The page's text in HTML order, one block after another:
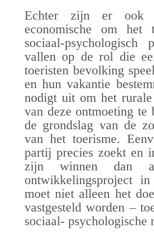
Echter zijn er ook
economische om het
sociaal-
vallen op de rol die
toeristen bevolking
en hun vakantie
nodigt uit om het rurale
van deze ontmoeting te
de grondslag van de
van het toerisme.
partij precies zoekt en
zijn winnen dan
ontwikkelingsproject
moet niet alleen het
vastgesteld worden –
sociaal-